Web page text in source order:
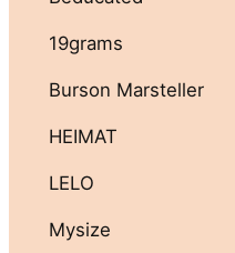
19grams
Burson Marsteller
HEIMAT
LELO
Mysize